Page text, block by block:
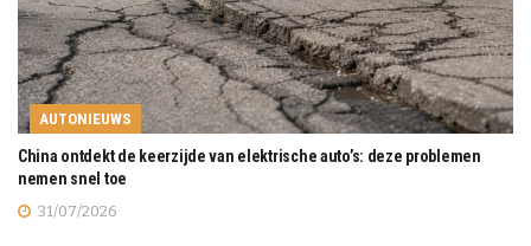
AUTONIEUWS
China ontdekt de keerzijde van elektrische auto’s: deze problemen
nemen snel toe
31/07/2026